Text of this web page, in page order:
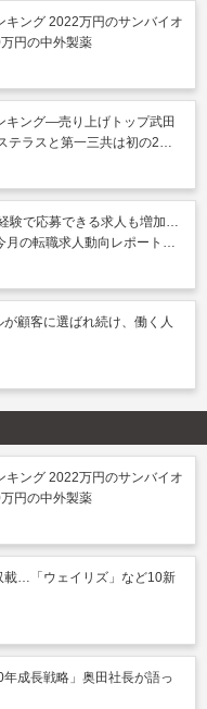
キング 2022万円のサンバイオ
円の中外製薬
キング―売り上げトップ武田
ラスと第一三共は初の2兆
験で応募できる求人も増加…
の転職求人動向レポート
顧客に選ばれ続け、働く人
キング 2022万円のサンバイオ
円の中外製薬
載…「ウェイリズ」など10新
成長戦略」奥田社長が語っ